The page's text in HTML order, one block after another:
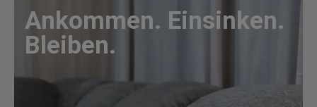
Ankommen. Einsinken.
Bleiben.